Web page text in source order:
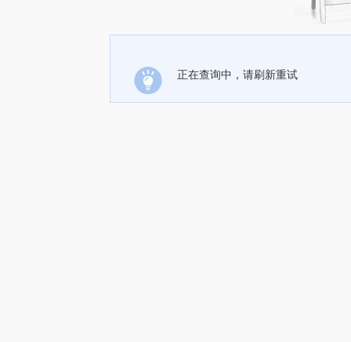
正在查询中，请刷新重试